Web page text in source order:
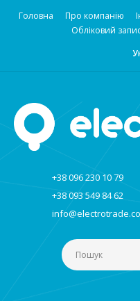
Головна Про компанію
Обліковий
+38 096 230 10 79
+38 093 549 84 62